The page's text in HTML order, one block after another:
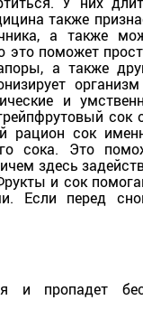
также
а также
это поможет
а также
и
рацион сок
сока. Это
здесь
и сок
Если перед
и пропадет